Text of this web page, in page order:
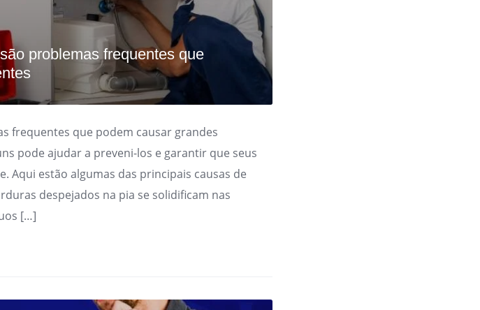
problemas frequentes que
frequentes que podem causar grandes
pode ajudar a preveni-los e garantir que seus
Aqui estão algumas das principais causas de
despejados na pia se solidificam nas
[…]